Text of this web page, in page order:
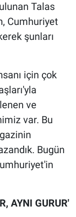
Talas
Cumhuriyet
şunları
için çok
ve
var. Bu
Bugün
AYNI GURUR'